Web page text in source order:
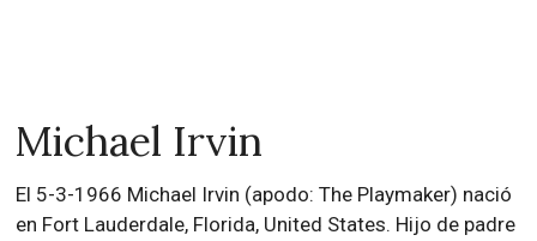
Michael Irvin
El 5-3-1966 Michael Irvin (apodo: The Playmaker) nació
en Fort Lauderdale, Florida, United States. Hijo de padre